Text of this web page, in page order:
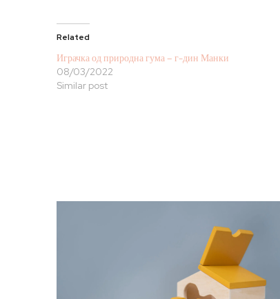
Related
Играчка од природна гума – г-дин Манки
08/03/2022
Similar post